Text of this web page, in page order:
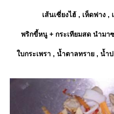
เส้นเซี่ยงไฮ้ , เห็ดฟาง
พริกขี้หนู + กระเทียมสด นำม
บกระเพรา , น้ำตาลทราย , น้ำ